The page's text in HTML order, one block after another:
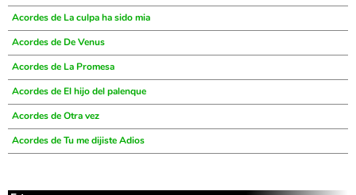
Acordes de La culpa ha sido mia
Acordes de De Venus
Acordes de La Promesa
Acordes de El hijo del palenque
Acordes de Otra vez
Acordes de Tu me dijiste Adios